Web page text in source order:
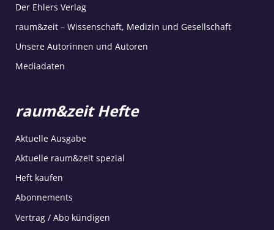
Der Ehlers Verlag
raum&zeit – Wissenschaft, Medizin und Gesellschaft
Unsere Autorinnen und Autoren
Mediadaten
raum&zeit Hefte
Aktuelle Ausgabe
Aktuelle raum&zeit spezial
Heft kaufen
Abonnements
Vertrag / Abo kündigen